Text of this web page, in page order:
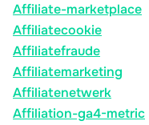
Affiliate-marketplace
Affiliatecookie
Affiliatefraude
Affiliatemarketing
Affiliatenetwerk
Affiliation-ga4-metric